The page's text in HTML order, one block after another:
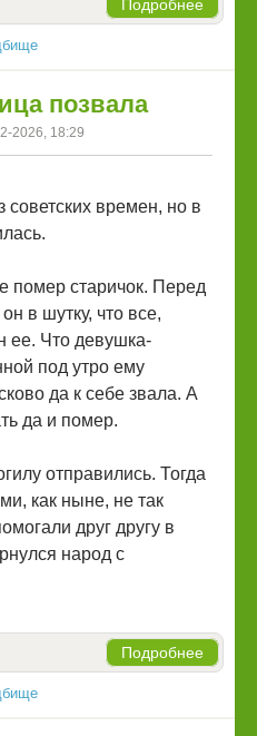
Подробнее
позвала
2026, 18:29
времен, но в
старичок. Перед
в шутку, что все,
ее. Что девушка-
под утро ему
да к себе звала. А
да и помер.
отправились. Тогда
как ныне, не так
друг другу в
народ с
Подробнее